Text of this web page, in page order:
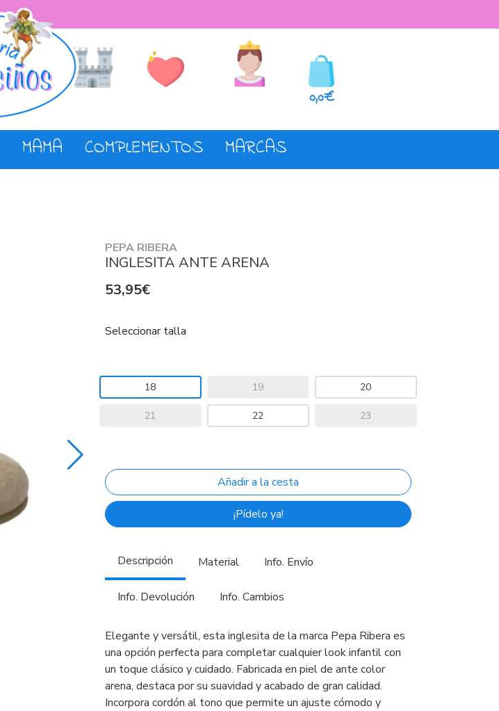
0,0€
MAMA COMPLEMENTOS MARCAS
PEPA RIBERA
INGLESITA ANTE ARENA
53,95€
Seleccionar talla
18 19 20
21 22 23
¡Pídelo ya!
Descripción Material Info. Envío
Info. Devolución Info. Cambios
Elegante y versátil, esta inglesita de la marca Pepa Ribera es
una opción perfecta para completar cualquier look infantil con
un toque clásico y cuidado. Fabricada en piel de ante color
arena, destaca por su suavidad y acabado de gran calidad.
Incorpora cordón al tono que permite un ajuste cómodo y